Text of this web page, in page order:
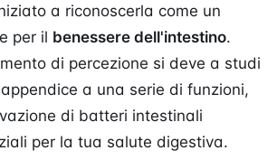
a riconoscerla come un
per il benessere dell'intestino.
di percezione si deve a studi
a una serie di funzioni,
di batteri intestinali
per la tua salute digestiva.